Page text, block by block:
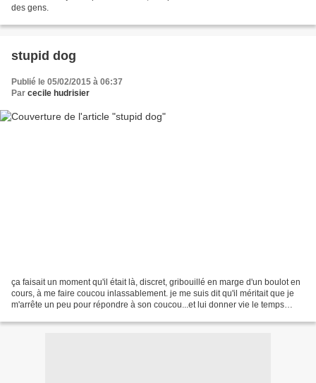
des gens.
stupid dog
Publié le 05/02/2015 à 06:37
Par cecile hudrisier
ça faisait un moment qu'il était là, discret, gribouillé en marge d'un boulot en
cours, à me faire coucou inlassablement. je me suis dit qu'il méritait que je
m'arrête un peu pour répondre à son coucou...et lui donner vie le temps